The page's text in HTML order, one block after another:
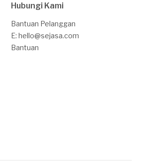
Hubungi Kami
Bantuan Pelanggan
E: hello@sejasa.com
Bantuan